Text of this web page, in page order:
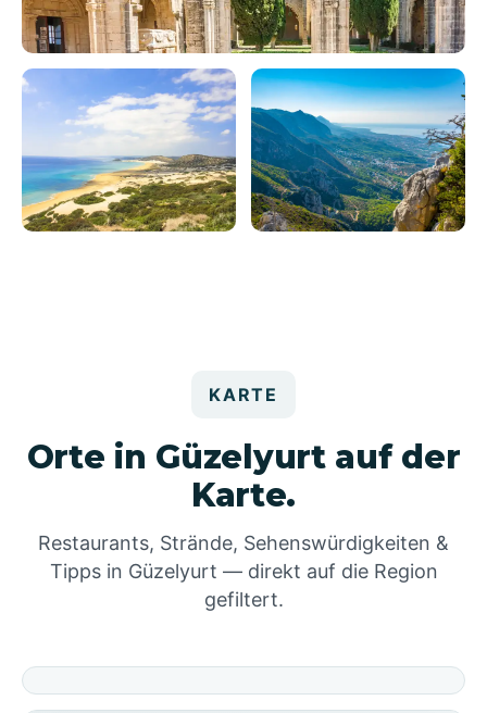
KARTE
Orte in Güzelyurt auf der
Karte.
Restaurants, Strände, Sehenswürdigkeiten &
Tipps in Güzelyurt — direkt auf die Region
gefiltert.